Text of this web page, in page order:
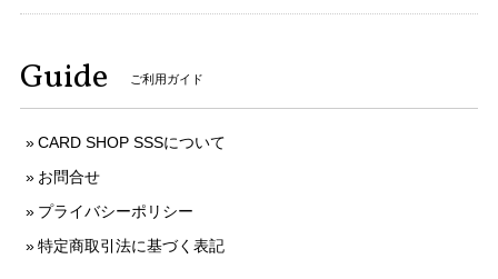
Guide ご利用ガイド
CARD SHOP SSSについて
お問合せ
プライバシーポリシー
特定商取引法に基づく表記